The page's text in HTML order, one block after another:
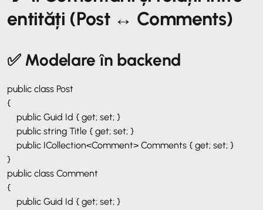
entități (Post ↔ Comments)
✅ Modelare în backend
public class Post
{
public Guid Id { get; set; }
public string Title { get; set; }
public ICollection<Comment> Comments { get; set; }
}
public class Comment
{
public Guid Id { get; set; }